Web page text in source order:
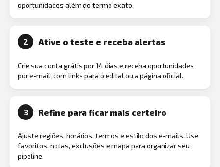
oportunidades além do termo exato.
2 Ative o teste e receba alertas
Crie sua conta grátis por 14 dias e receba oportunidades
por e-mail, com links para o edital ou a página oficial.
3 Refine para ficar mais certeiro
Ajuste regiões, horários, termos e estilo dos e-mails. Use
favoritos, notas, exclusões e mapa para organizar seu
pipeline.